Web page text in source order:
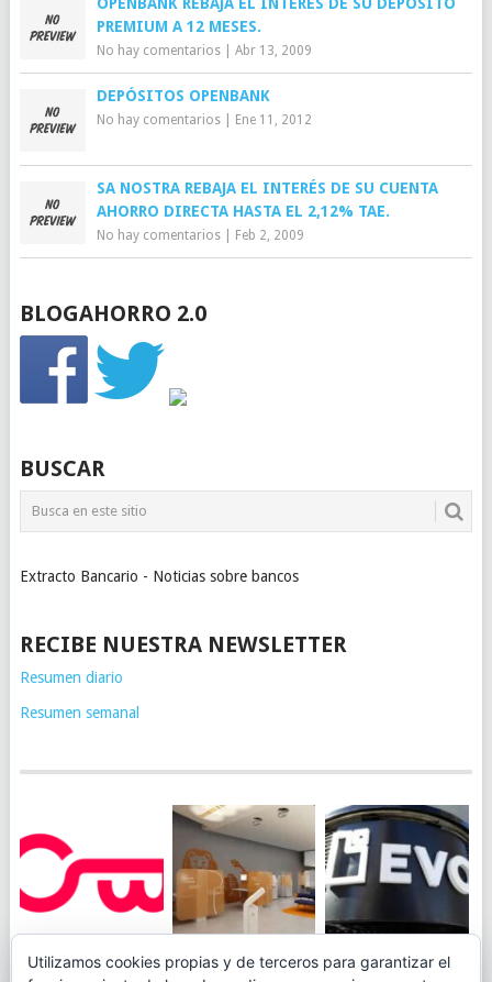
PREMIUM A 12 MESES.
No hay comentarios| Abr 13, 2009
DEPÓSITOS OPENBANK
No hay comentarios| Ene 11, 2012
SA NOSTRA REBAJA EL INTERÉS DE SU CUENTA
AHORRO DIRECTA HASTA EL 2,12% TAE.
No hay comentarios| Feb 2, 2009
BLOGAHORRO 2.0
BUSCAR
Extracto Bancario - Noticias sobre bancos
RECIBE NUESTRA NEWSLETTER
Resumen diario
Resumen semanal
JUEGA AL
ING TOCA SUELO EN
EVO BANK
Utilizamos cookies propias y de terceros para garantizar el